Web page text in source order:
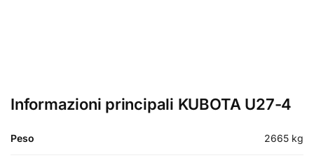
Informazioni principali KUBOTA U27-4
Peso 2665 kg